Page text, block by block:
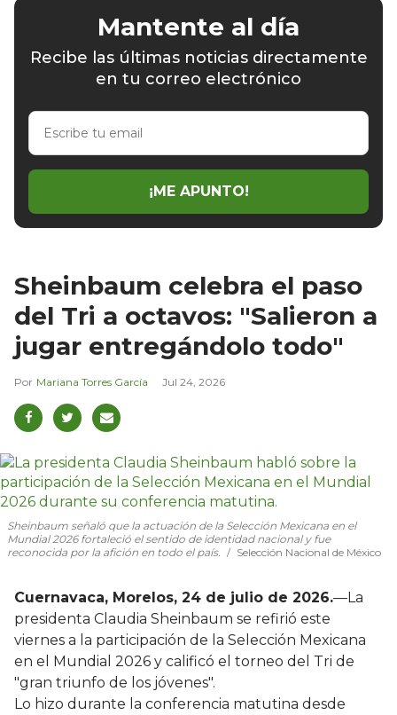
Mantente al día
Recibe las últimas noticias directamente
en tu correo electrónico
Escribe
email
¡ME APUNTO!
Sheinbaum celebra el paso
del Tri a octavos: "Salieron a
jugar entregándolo todo"
Mariana Torres García Jul 24, 2026
Sheinbaum señaló que la actuación de la Selección Mexicana en el
Mundial 2026 fortaleció el sentido de identidad nacional y fue
reconocida por la afición en todo el país.
Selección Nacional de México
Cuernavaca, Morelos, 24 de julio de 2026.—La
presidenta Claudia Sheinbaum se refirió este
viernes a la participación de la Selección Mexicana
en el Mundial 2026 y calificó el torneo del Tri de
"gran triunfo de los jóvenes".
Lo hizo durante la conferencia matutina desde